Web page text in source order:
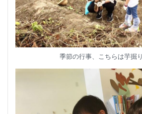
季節の行事、こちらは芋掘